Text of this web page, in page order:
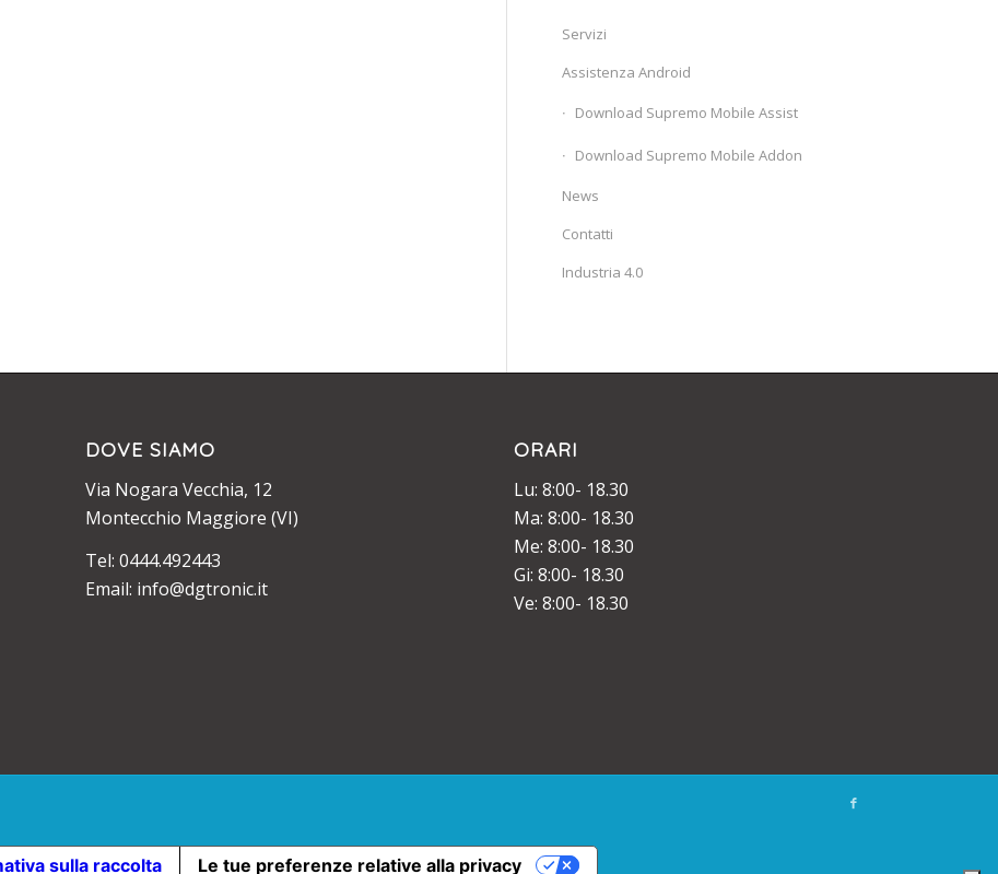
Servizi
Assistenza Android
Download Supremo Mobile Assist
Download Supremo Mobile Addon
News
Contatti
Industria 4.0
DOVE SIAMO
Via Nogara Vecchia, 12
Montecchio Maggiore (VI)
Tel: 0444.492443
Email: info@dgtronic.it
ORARI
Lu: 8:00- 18.30
Ma: 8:00- 18.30
Me: 8:00- 18.30
Gi: 8:00- 18.30
Ve: 8:00- 18.30
sulla raccolta Le tue preferenze relative alla privacy